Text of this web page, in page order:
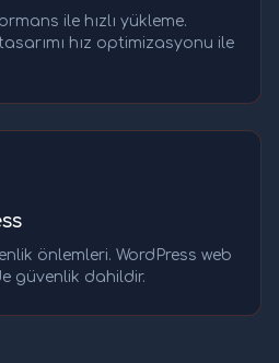
ile hızlı yükleme.
hız optimizasyonu ile
önlemleri. WordPress web
güvenlik dahildir.